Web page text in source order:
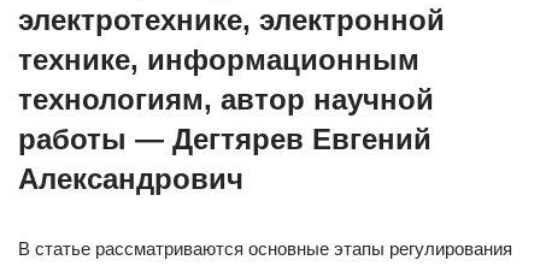
электротехнике, электронной
технике, информационным
технологиям, автор научной
работы — Дегтярев Евгений
Александрович
В статье рассматриваются основные этапы регулирования